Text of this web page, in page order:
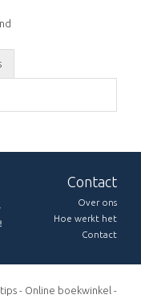
Contact
Over ons
Hoe werkt het
Contact
- Online boekwinkel -